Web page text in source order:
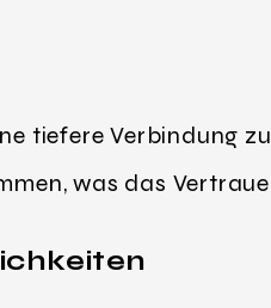
tiefere Verbindung
was das